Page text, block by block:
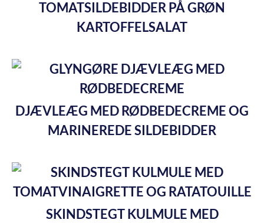
TOMATSILDEBIDDER PÅ GRØN
KARTOFFELSALAT
DJÆVLEÆG MED RØDBEDECREME OG
MARINEREDE SILDEBIDDER
SKINDSTEGT KULMULE MED